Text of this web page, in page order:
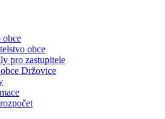
obce
obce
pro zastupitele
Držovice